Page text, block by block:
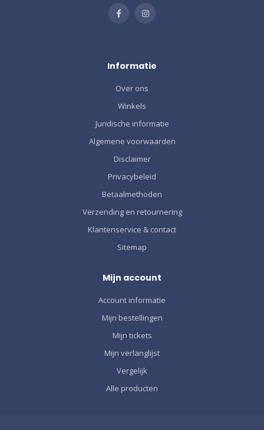
Informatie
Over ons
Winkels
Juridische informatie
Algemene voorwaarden
Disclaimer
Privacybeleid
Betaalmethoden
Verzending en retournering
Klantenservice & contact
Sitemap
Mijn account
Account informatie
Mijn bestellingen
Mijn tickets
Mijn verlanglijst
Vergelijk
Alle producten